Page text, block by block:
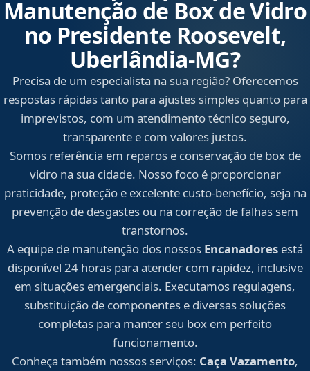
Manutenção de Box de Vidro
no Presidente Roosevelt,
Uberlândia‑MG?
Precisa de um especialista na sua região? Oferecemos
respostas rápidas tanto para ajustes simples quanto para
imprevistos, com um atendimento técnico seguro,
transparente e com valores justos.
Somos referência em reparos e conservação de box de
vidro na sua cidade. Nosso foco é proporcionar
praticidade, proteção e excelente custo-benefício, seja na
prevenção de desgastes ou na correção de falhas sem
transtornos.
A equipe de manutenção dos nossos Encanadores está
disponível 24 horas para atender com rapidez, inclusive
em situações emergenciais. Executamos regulagens,
substituição de componentes e diversas soluções
completas para manter seu box em perfeito
funcionamento.
Conheça também nossos serviços: Caça Vazamento,